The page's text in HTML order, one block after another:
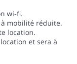
wi-fi.
mobilité réduite.
location.
et sera à